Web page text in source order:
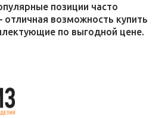
позиции часто
возможность купить
по выгодной цене.